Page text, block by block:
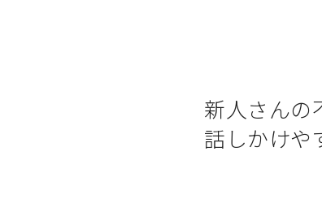
新人さんの
話しかけや